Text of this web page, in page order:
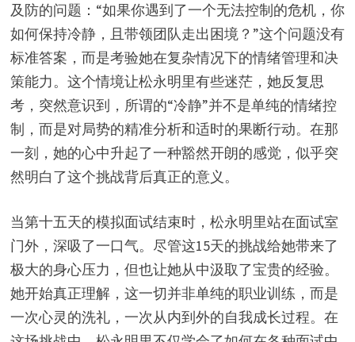
及防的问题：“如果你遇到了一个无法控制的危机，你
如何保持冷静，且带领团队走出困境？”这个问题没有
标准答案，而是考验她在复杂情况下的情绪管理和决
策能力。这个情境让松永明里有些迷茫，她反复思
考，突然意识到，所谓的“冷静”并不是单纯的情绪控
制，而是对局势的精准分析和适时的果断行动。在那
一刻，她的心中升起了一种豁然开朗的感觉，似乎突
然明白了这个挑战背后真正的意义。
当第十五天的模拟面试结束时，松永明里站在面试室
门外，深吸了一口气。尽管这15天的挑战给她带来了
极大的身心压力，但也让她从中汲取了宝贵的经验。
她开始真正理解，这一切并非单纯的职业训练，而是
一次心灵的洗礼，一次从内到外的自我成长过程。在